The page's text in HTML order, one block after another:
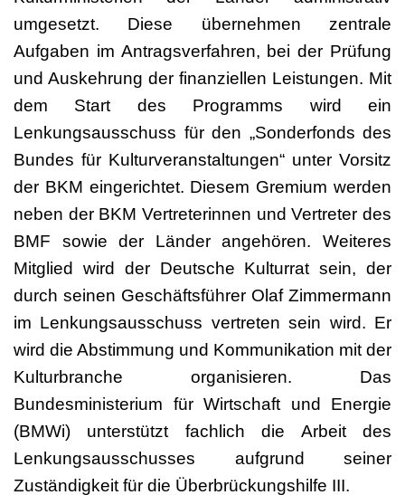
umgesetzt. Diese übernehmen zentrale
Aufgaben im Antragsverfahren, bei der Prüfung
und Auskehrung der finanziellen Leistungen. Mit
dem Start des Programms wird ein
Lenkungsausschuss für den „Sonderfonds des
Bundes für Kulturveranstaltungen“ unter Vorsitz
der BKM eingerichtet. Diesem Gremium werden
neben der BKM Vertreterinnen und Vertreter des
BMF sowie der Länder angehören. Weiteres
Mitglied wird der Deutsche Kulturrat sein, der
durch seinen Geschäftsführer Olaf Zimmermann
im Lenkungsausschuss vertreten sein wird. Er
wird die Abstimmung und Kommunikation mit der
Kulturbranche organisieren. Das
Bundesministerium für Wirtschaft und Energie
(BMWi) unterstützt fachlich die Arbeit des
Lenkungsausschusses aufgrund seiner
Zuständigkeit für die Überbrückungshilfe III.